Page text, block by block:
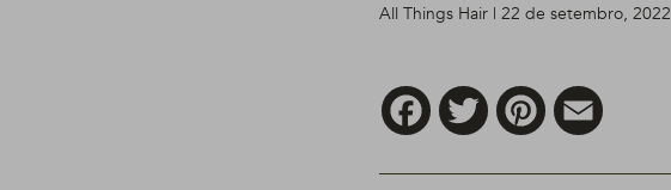
All Things Hair | 22 de setembro, 2022
FacebookTwitter Pinterest